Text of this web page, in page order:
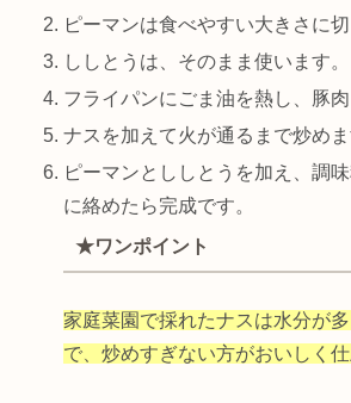
ピーマンは食べやすい大きさに切
ししとうは、そのまま使います。
フライパンにごま油を熱し、豚肉
ナスを加えて火が通るまで炒めま
ピーマンとししとうを加え、調
に絡めたら完成です。
★ワンポイント
家庭菜園で採れたナスは水分が
で、炒めすぎない方がおいしく仕